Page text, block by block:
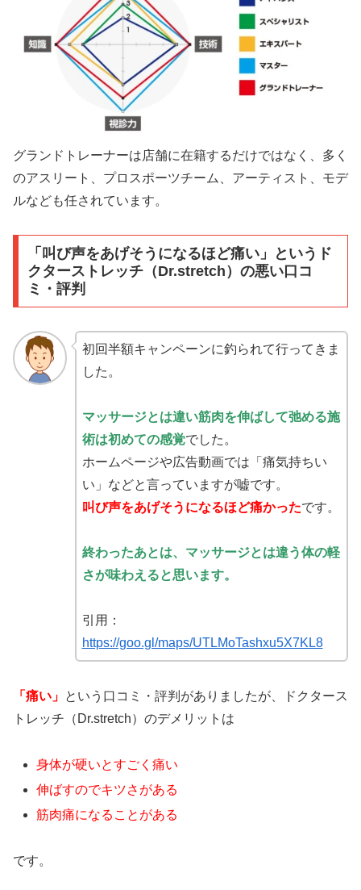
グランドトレーナーは店舗に在籍するだけではなく、多く
のアスリート、プロスポーツチーム、アーティスト、モデ
ルなども任されています。
「叫び声をあげそうになるほど痛い」というド
クターストレッチ（Dr.stretch）の悪い口コ
ミ・評判
初回半額キャンペーンに釣られて行ってきま
した。
マッサージとは違い筋肉を伸ばして弛める施
術は初めての感覚でした。
ホームページや広告動画では「痛気持ちい
い」などと言っていますが嘘です。
叫び声をあげそうになるほど痛かったです。
終わったあとは、マッサージとは違う体の軽
さが味わえると思います。
引用：
https://goo.gl/maps/UTLMoTashxu5X7KL8
「痛い」 という口コミ・評判がありましたが、ドクタース
トレッチ（Dr.stretch）のデメリットは
身体が硬いとすごく痛い
伸ばすのでキツさがある
筋肉痛になることがある
です。